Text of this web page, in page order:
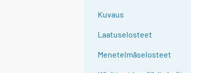
Kuvaus
Laatuselosteet
Menetelmäselosteet